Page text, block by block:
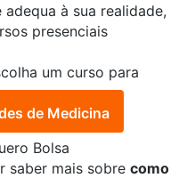
à sua realidade,
presenciais
um curso para
de Medicina
Bolsa
saber mais sobre como